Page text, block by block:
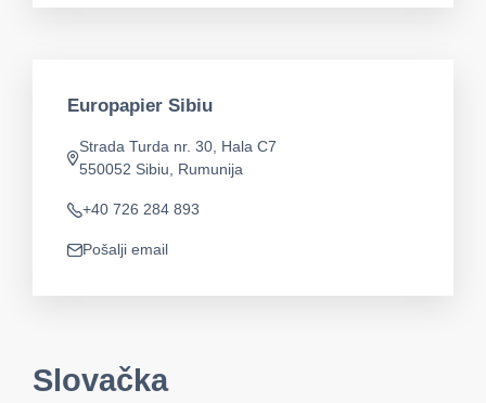
Europapier Sibiu
app.address
Strada Turda nr. 30, Hala C7
550052 Sibiu, Rumunija
Telefon
+40 726 284 893
app.mail
Pošalji email
Slovačka